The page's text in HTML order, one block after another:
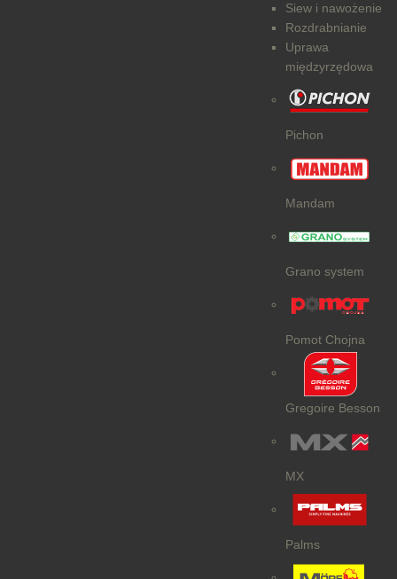
Siew i nawożenie
Rozdrabnianie
Uprawa
międzyrzędowa
Pichon
Mandam
Grano system
Pomot Chojna
Gregoire Besson
MX
Palms